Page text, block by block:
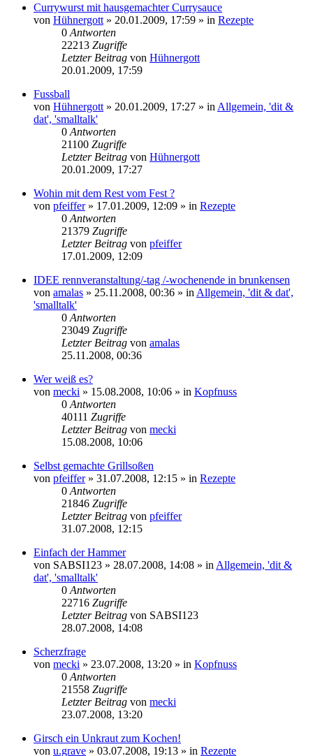
Currywurst mit hausgemachter Currysauce
von Hühnergott » 20.01.2009, 17:59 » in Rezepte
0 Antworten
22213 Zugriffe
Letzter Beitrag von Hühnergott
20.01.2009, 17:59
Fussball
von Hühnergott » 20.01.2009, 17:27 » in Allgemein, 'dit &
dat', 'smalltalk'
0 Antworten
21100 Zugriffe
Letzter Beitrag von Hühnergott
20.01.2009, 17:27
Wohin mit dem Rest vom Fest ?
von pfeiffer» 17.01.2009, 12:09 » in Rezepte
0 Antworten
21379 Zugriffe
Letzter Beitrag von pfeiffer
17.01.2009, 12:09
IDEE rennveranstaltung/-tag /-wochenende in brunkensen
von amalas » 25.11.2008, 00:36 » in Allgemein, 'dit & dat',
'smalltalk'
0 Antworten
23049 Zugriffe
Letzter Beitrag von amalas
25.11.2008, 00:36
Wer weiß es?
von mecki » 15.08.2008, 10:06 » in Kopfnuss
0 Antworten
40111 Zugriffe
Letzter Beitrag von mecki
15.08.2008, 10:06
Selbst gemachte Grillsoßen
von pfeiffer» 31.07.2008, 12:15 » in Rezepte
0 Antworten
21846 Zugriffe
Letzter Beitrag von pfeiffer
31.07.2008, 12:15
Einfach der Hammer
von SABSI123 » 28.07.2008, 14:08 » in Allgemein, 'dit &
dat', 'smalltalk'
0 Antworten
22716 Zugriffe
Letzter Beitrag von SABSI123
28.07.2008, 14:08
Scherzfrage
von mecki » 23.07.2008, 13:20 » in Kopfnuss
0 Antworten
21558 Zugriffe
Letzter Beitrag von mecki
23.07.2008, 13:20
Girsch ein Unkraut zum Kochen!
von u.grave » 03.07.2008, 19:13 » in Rezepte